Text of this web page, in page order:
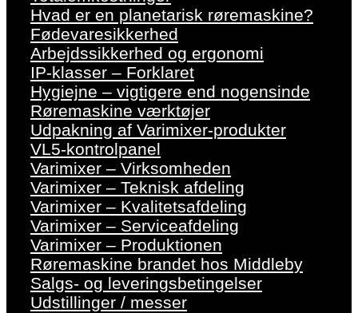
Hvad er en planetarisk røremaskine?
Fødevaresikkerhed
Arbejdssikkerhed og ergonomi
IP-klasser – Forklaret
Hygiejne – vigtigere end nogensinde
Røremaskine værktøjer
Udpakning af Varimixer-produkter
VL5-kontrolpanel
Varimixer – Virksomheden
Varimixer – Teknisk afdeling
Varimixer – Kvalitetsafdeling
Varimixer – Serviceafdeling
Varimixer – Produktionen
Røremaskine brandet hos Middleby
Salgs- og leveringsbetingelser
Udstillinger / messer